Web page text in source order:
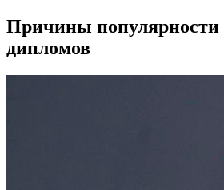
Причины популярности
дипломов